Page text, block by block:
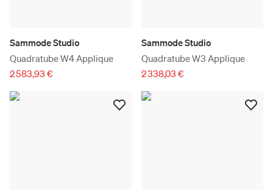
Sammode Studio
Quadratube W4 Applique
2 583,93 €
Sammode Studio
Quadratube W3 Applique
2 338,03 €